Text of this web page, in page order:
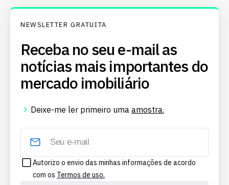
NEWSLETTER GRATUITA
Receba no seu e-mail as
notícias mais importantes do
mercado imobiliário
Deixe-me ler primeiro uma amostra.
Autorizo o envio das minhas informações de acordo
com os Termos de uso.